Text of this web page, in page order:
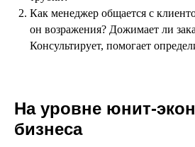
Как менеджер общается с
он возражения? Дожимает ли
Консультирует, помогает
На уровне юнит-
бизнеса